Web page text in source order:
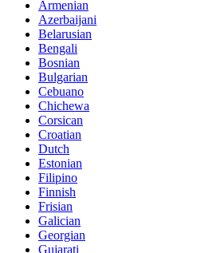
Armenian
Azerbaijani
Belarusian
Bengali
Bosnian
Bulgarian
Cebuano
Chichewa
Corsican
Croatian
Dutch
Estonian
Filipino
Finnish
Frisian
Galician
Georgian
Gujarati